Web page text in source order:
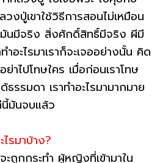
งปู่เขาใช้วิธีการสอนไม่เหมือน
มันมีจริง สิ่งศักดิ์สิทธิ์มีจริง ผีมี
อะไรมาเราก็จะเจออย่างนั้น คิด
ย่าไปโทษใคร เมื่อก่อนเราโทษ
ธรรมดา เราทำอะไรมามากมาย
มันจบแล้ว
รมาบ้าง?
ถูกกระทำ ผู้หญิงที่เข้ามาใน